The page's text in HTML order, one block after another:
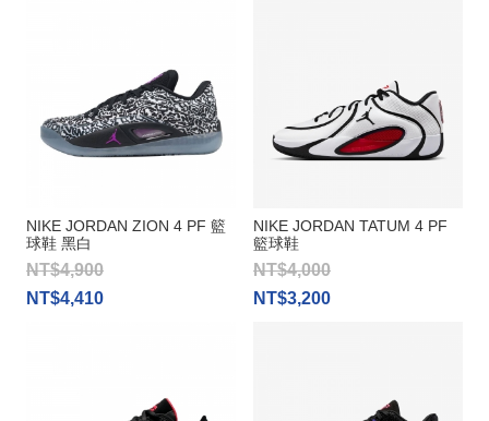
NIKE JORDAN ZION 4 PF 籃
球鞋 黑白
NT$4,900
NT$4,410
NIKE JORDAN TATUM 4 PF
籃球鞋
NT$4,000
NT$3,200